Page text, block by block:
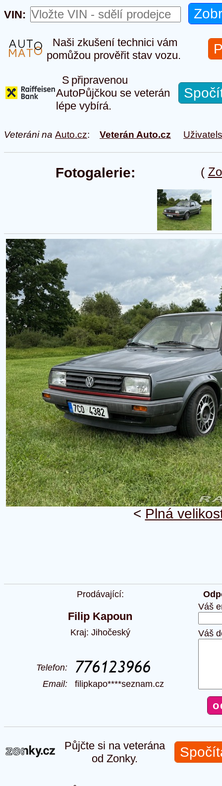
VIN:
Naši zkušení technici vám
pomůžou prověřit stav vozu.
S připravenou
AutoPůjčkou se veterán
lépe vybírá.
Veteráni na Auto.cz: Veterán Auto.cz
(
Fotogalerie:
< Plná
Prodávající:
Filip Kapoun
Kraj: Jihočeský
Telefon:
Email: filipkapo****seznam.cz
Váš
Váš
Půjčte si na veterána
od Zonky.